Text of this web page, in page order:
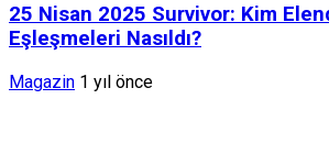
25 Nisan 2025 Survivor: Kim
Eşleşmeleri Nasıldı?
Magazin 1 yıl önce